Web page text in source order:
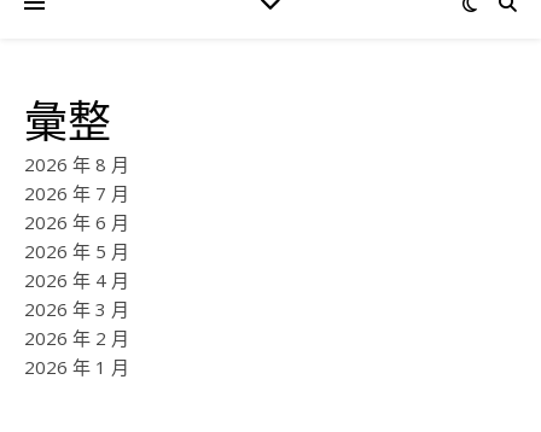
彙整
2026 年 8 月
2026 年 7 月
2026 年 6 月
2026 年 5 月
2026 年 4 月
2026 年 3 月
2026 年 2 月
2026 年 1 月